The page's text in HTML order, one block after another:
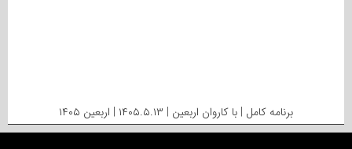
برنامه کامل | با کاروان اربعین | ۱۴۰۵.۵.۱۳ | اربعین ۱۴۰۵